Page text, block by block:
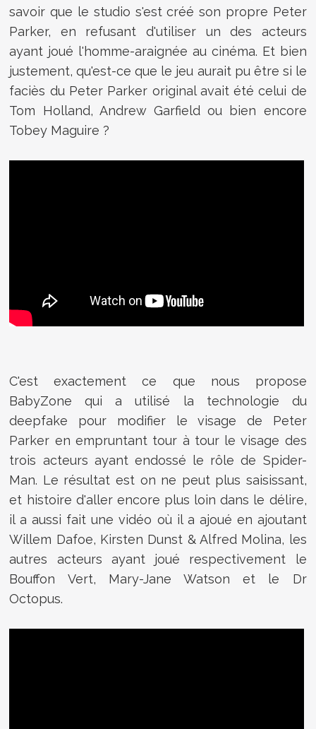
savoir que le studio s'est créé son propre Peter
Parker, en refusant d'utiliser un des acteurs
ayant joué l'homme-araignée au cinéma. Et bien
justement, qu'est-ce que le jeu aurait pu être si le
faciès du Peter Parker original avait été celui de
Tom Holland, Andrew Garfield ou bien encore
Tobey Maguire ?
C'est exactement ce que nous propose
BabyZone qui a utilisé la technologie du
deepfake pour modifier le visage de Peter
Parker en empruntant tour à tour le visage des
trois acteurs ayant endossé le rôle de Spider-
Man. Le résultat est on ne peut plus saisissant,
et histoire d'aller encore plus loin dans le délire,
il a aussi fait une vidéo où il a ajoué en ajoutant
Willem Dafoe, Kirsten Dunst & Alfred Molina, les
autres acteurs ayant joué respectivement le
Bouffon Vert, Mary-Jane Watson et le Dr
Octopus.